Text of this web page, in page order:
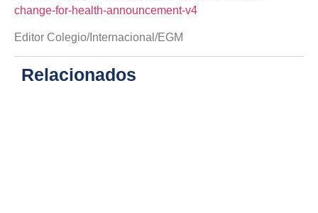
change-for-health-announcement-v4
Editor Colegio/Internacional/EGM
Relacionados